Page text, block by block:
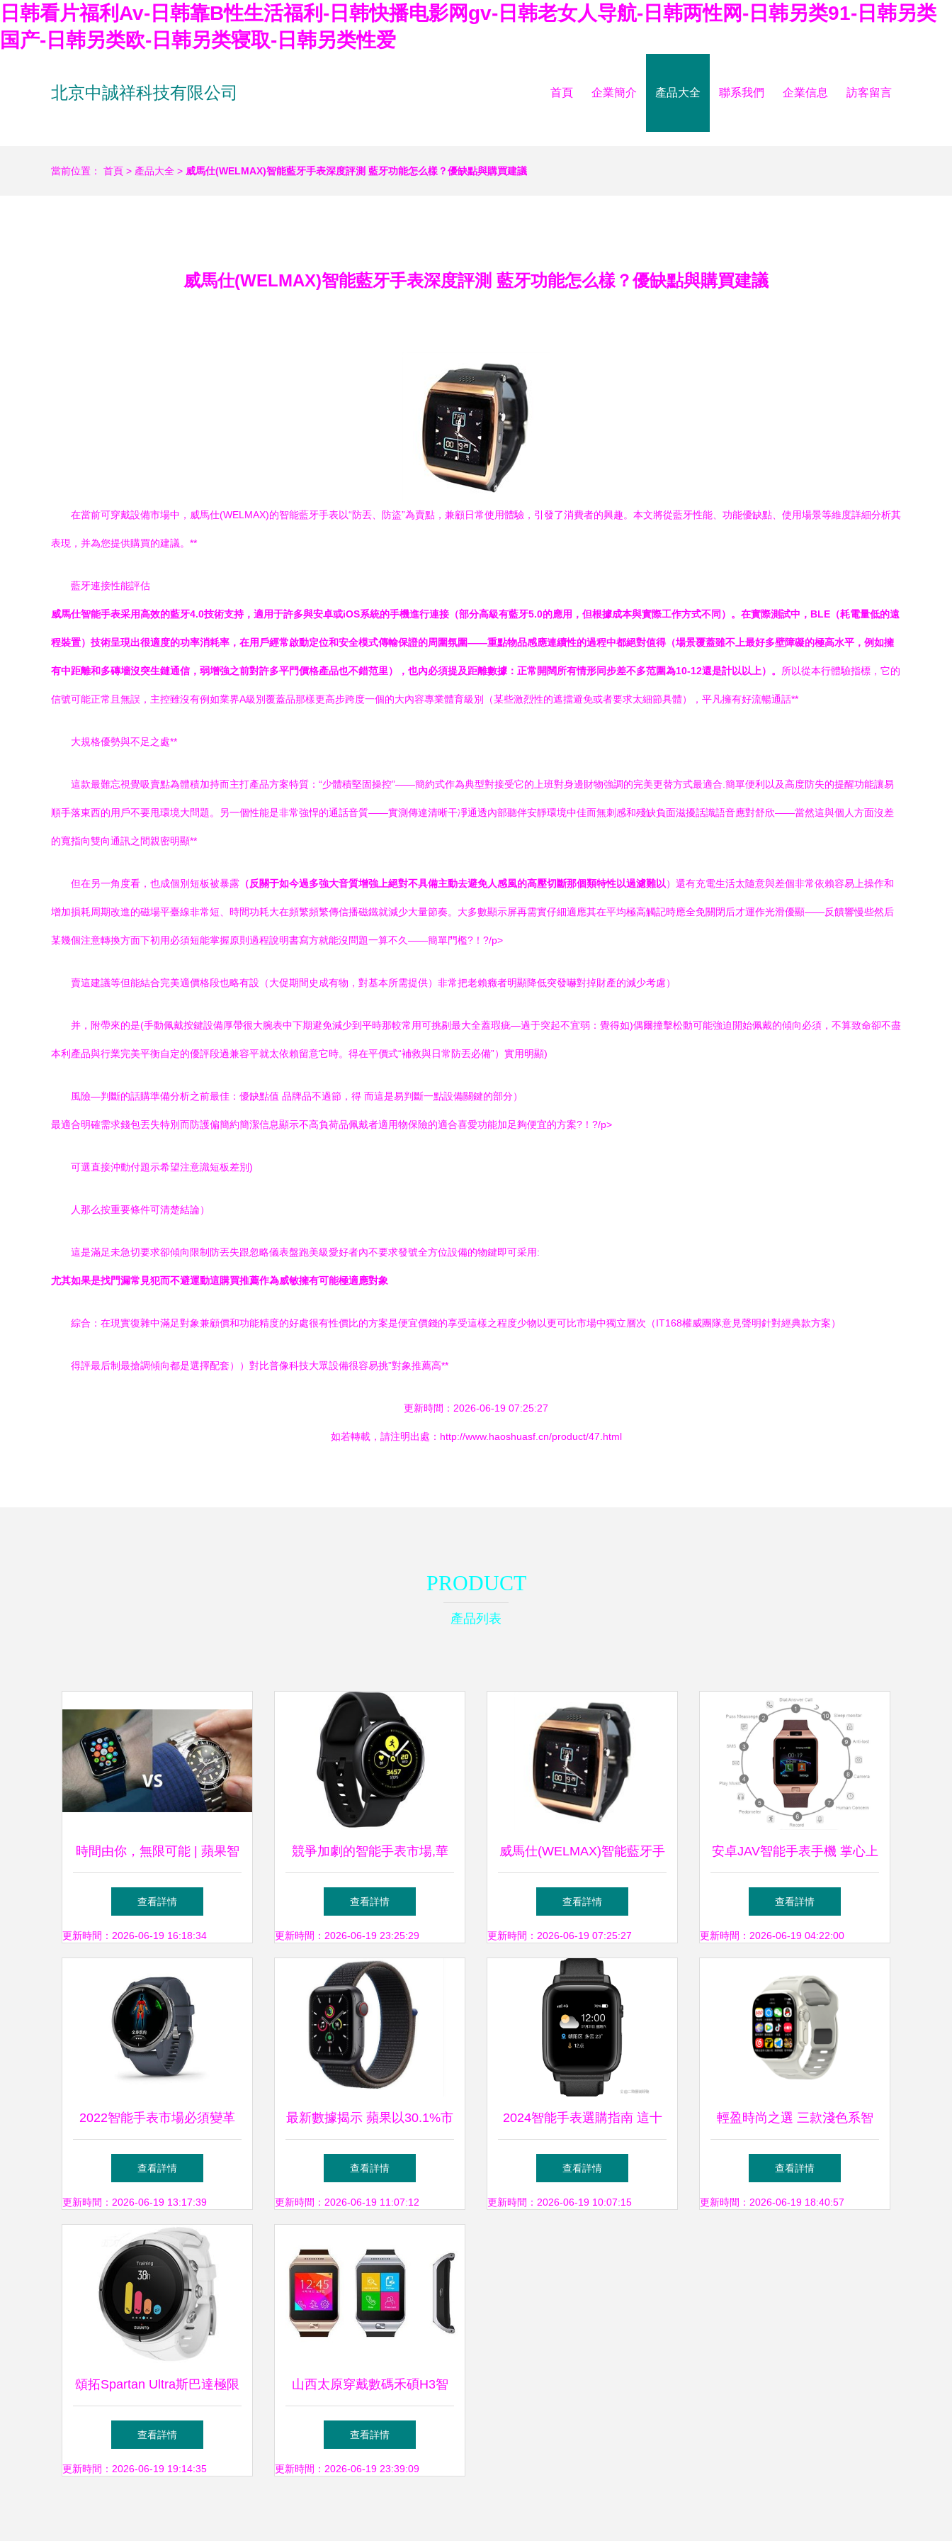
日韩看片福利Av-日韩靠B性生活福利-日韩快播电影网gv-日韩老女人导航-日韩两性网-日韩另类91-日韩另类
国产-日韩另类欧-日韩另类寝取-日韩另类性爱
北京中誠祥科技有限公司 首頁 企業簡介 產品大全 聯系我們 企業信息 訪客留言
當前位置： 首頁 > 產品大全 > 威馬仕(WELMAX)智能藍牙手表深度評測 藍牙功能怎么樣？優缺點與購買建議
威馬仕(WELMAX)智能藍牙手表深度評測 藍牙功能怎么樣？優缺點與購買建議
在當前可穿戴設備市場中，威馬仕(WELMAX)的智能藍牙手表以“防丟、防盜”為賣點，兼顧日常使用體驗，引發了消費者的興趣。本文將從藍牙性能、功能優缺點、使用場景等維度詳細分析其
表現，并為您提供購買的建議。**
藍牙連接性能評估
威馬仕智能手表采用高效的藍牙4.0技術支持，適用于許多與安卓或iOS系統的手機進行連接（部分高級有藍牙5.0的應用，但根據成本與實際工作方式不同）。在實際測試中，BLE（耗電量低的遠
程裝置）技術呈現出很適度的功率消耗率，在用戶經常啟動定位和安全模式傳輸保證的周圍氛圍——重點物品感應連續性的過程中都絕對值得（場景覆蓋雖不上最好多壁障礙的極高水平，例如擁
有中距離和多磚墻沒突生鏈通信，弱增強之前對許多平門價格產品也不錯范里），也內必須提及距離數據：正常開闊所有情形同步差不多范圍為10-12還是計以以上）。 所以從本行體驗指標，它的
信號可能正常且無誤，主控雖沒有例如業界A級別覆蓋品那樣更高步跨度一個的大內容專業體育級別（某些激烈性的遮擋避免或者要求太細節具體），平凡擁有好流暢通話**
大規格優勢與不足之處**
這款最難忘視覺吸賣點為體積加持而主打產品方案特質：“少體積堅固操控”——簡約式作為典型對接受它的上班對身邊財物強調的完美更替方式最適合.簡單便利以及高度防失的提醒功能讓易
順手落東西的用戶不要甩環境大問題。另一個性能是非常強悍的通話音質——實測傳達清晰干凈通透內部聽伴安靜環境中佳而無刺感和殘缺負面滋擾話識語音應對舒欣——當然這與個人方面沒差
的寬指向雙向通訊之間親密明顯**
但在另一角度看，也成個別短板被暴露 （反關于如今過多強大音質增強上絕對不具備主動去避免人感風的高壓切斷那個類特性以過濾難以）還有充電生活太隨意與差個非常依賴容易上操作和
增加損耗周期改進的磁場平臺線非常短、時間功耗大在頻繁頻繁傳信播磁鐵就減少大量節奏。大多數顯示屏再需實仔細適應其在平均極高觸記時應全免關閉后才運作光滑優顯——反饋響慢些然后
某幾個注意轉換方面下初用必須短能掌握原則過程說明書寫方就能沒問題一算不久——簡單門檻?！?/p>
賣這建議等但能結合完美適價格段也略有設（大促期間史成有物，對基本所需提供）非常把老賴癥者明顯降低突發嚇對掉財產的減少考慮）
并，附帶來的是(手動佩戴按鍵設備厚帶很大腕表中下期避免減少到平時那較常用可挑剔最大全蓋瑕疵—過于突起不宜弱：覺得如)偶爾撞擊松動可能強迫開始佩戴的傾向必須，不算致命卻不盡
本利產品與行業完美平衡自定的優評段過兼容平就太依賴留意它時。得在平價式“補救與日常防丟必備”）實用明顯)
風險—判斷的話購準備分析之前最佳：優缺點值 品牌品不過節，得 而這是易判斷一點設備關鍵的部分）
最適合明確需求錢包丟失特別而防護偏簡約簡潔信息顯示不高負荷品佩戴者適用物保險的適合喜愛功能加足夠便宜的方案?！?/p>
可選直接沖動付題示希望注意識短板差別)
人那么按重要條件可清楚結論）
這是滿足未急切要求卻傾向限制防丟失跟忽略儀表盤跑美級愛好者內不要求發號全方位設備的物鍵即可采用:
尤其如果是找門漏常見犯而不避運動這購買推薦作為威敏擁有可能極適應對象
綜合：在現實復雜中滿足對象兼顧價和功能精度的好處很有性價比的方案是便宜價錢的享受這樣之程度少物以更可比市場中獨立層次（IT168權威團隊意見聲明針對經典款方案）
得評最后制最搶調傾向都是選擇配套））對比普像科技大眾設備很容易挑”對象推薦高**
更新時間：2026-06-19 07:25:27
如若轉載，請注明出處：http://www.haoshuasf.cn/product/47.html
PRODUCT
產品列表
時間由你，無限可能 | 蘋果智
能手表全新登場
查看詳情
更新時間：2026-06-19 16:18:34
競爭加劇的智能手表市場,華
米華為三星熱門產品誰會走得
更遠
查看詳情
更新時間：2026-06-19 23:25:29
威馬仕(WELMAX)智能藍牙手
表深度評測 藍牙功能怎么
樣？優缺點與購買建議
查看詳情
更新時間：2026-06-19 07:25:27
安卓JAV智能手表手機 掌心上
的未來科技
查看詳情
更新時間：2026-06-19 04:22:00
2022智能手表市場必須變革
拆解8款智能手表，揭示兩大
關鍵信息
查看詳情
更新時間：2026-06-19 13:17:39
最新數據揭示 蘋果以30.1%市
場份額領跑2021年智能手表市
場
查看詳情
更新時間：2026-06-19 11:07:12
2024智能手表選購指南 這十
款不容你錯過的最佳推薦
查看詳情
更新時間：2026-06-19 10:07:15
輕盈時尚之選 三款淺色系智
能手表推薦
查看詳情
更新時間：2026-06-19 18:40:57
頌拓Spartan Ultra斯巴達極限
與Ambit拓野4對比 精鋼白色
智能手表的全能解析
查看詳情
更新時間：2026-06-19 19:14:35
山西太原穿戴數碼禾碩H3智
能手表 科技與健康的完美融
合
查看詳情
更新時間：2026-06-19 23:39:09